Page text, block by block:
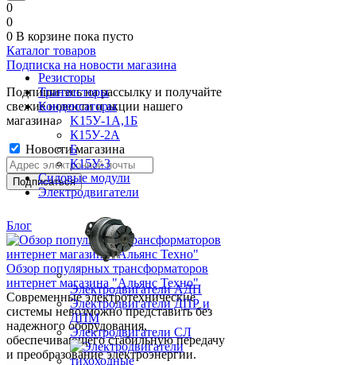
0
0
0 В корзине пока пусто
Каталог товаров
Резисторы
Транзисторы
Конденсаторы
K15У-1А,1Б
К15У-2А
Б
К15У-3
Силовые модули
Электродвигатели
Электродвигатели АДП
Электродвигатели ДПР и
ДПМ
Электродвигатели СЛ
Подписка на новости магазина
Подпишитесь на рассылку и получайте
свежие новости и акции нашего
магазина.
Новости магазина
Блог
Обзор популярных трансформаторов
интернет магазина "Альянс Техно"
Современные электротехнические
системы невозможно представить без
надежного оборудования,
обеспечивающего стабильную передачу
и преобразование электроэнергии.